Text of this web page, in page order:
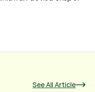
See All Article